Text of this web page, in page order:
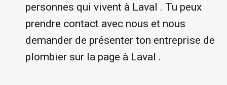
personnes qui vivent à Laval . Tu peux
prendre contact avec nous et nous
demander de présenter ton entreprise de
plombier sur la page à Laval .